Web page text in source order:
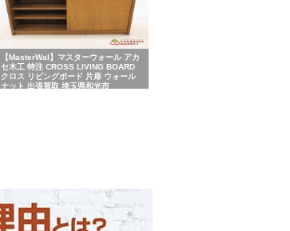
【MasterWal】マスターウォール アカ
セ木工 特注 CROSS LIVING BOARD
クロス リビングボード 片扉 ウォール
ナット 出張買取 埼玉県和光市